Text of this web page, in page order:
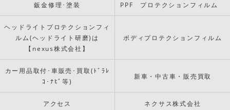
鈑金修理･塗装 PPF プロテクションフィルム
ヘッドライトプロテクションフィ
ルム(ヘッドライト研磨)は
【nexus株式会社】
ボディプロテクションフィルム
カー用品取付･車販売･買取(ﾄﾞﾗﾚ
ｺ･ﾅﾋﾞ等)
新車・中古車・販売買取
アクセス ネクサス株式会社